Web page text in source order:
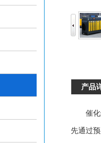
产品
催化燃
先通过